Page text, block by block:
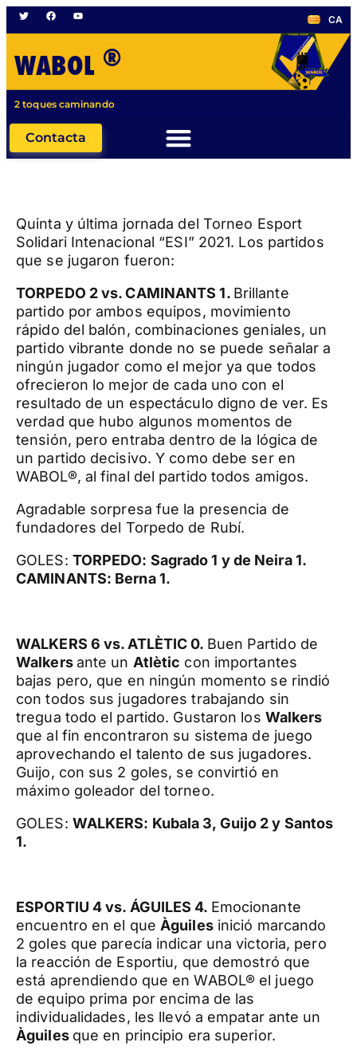
CA
WABOL ®
2 toques caminando
Contacta
Quinta y última jornada del Torneo Esport
Solidari Intenacional “ESI” 2021. Los partidos
que se jugaron fueron:
TORPEDO 2 vs. CAMINANTS 1. Brillante
partido por ambos equipos, movimiento
rápido del balón, combinaciones geniales, un
partido vibrante donde no se puede señalar a
ningún jugador como el mejor ya que todos
ofrecieron lo mejor de cada uno con el
resultado de un espectáculo digno de ver. Es
verdad que hubo algunos momentos de
tensión, pero entraba dentro de la lógica de
un partido decisivo. Y como debe ser en
WABOL®, al final del partido todos amigos.
Agradable sorpresa fue la presencia de
fundadores del Torpedo de Rubí.
GOLES: TORPEDO: Sagrado 1 y de Neira 1.
CAMINANTS: Berna 1.
WALKERS 6 vs. ATLÈTIC 0. Buen Partido de
Walkersante un Atlètic con importantes
bajas pero, que en ningún momento se rindió
con todos sus jugadores trabajando sin
tregua todo el partido. Gustaron los Walkers
que al fin encontraron su sistema de juego
aprovechando el talento de sus jugadores.
Guijo, con sus 2 goles, se convirtió en
máximo goleador del torneo.
GOLES: WALKERS: Kubala 3, Guijo 2 y Santos
1.
ESPORTIU 4 vs. ÁGUILES 4. Emocionante
encuentro en el que Àguilesinició marcando
2 goles que parecía indicar una victoria, pero
la reacción de Esportiu, que demostró que
está aprendiendo que en WABOL® el juego
de equipo prima por encima de las
individualidades, les llevó a empatar ante un
Àguiles que en principio era superior.